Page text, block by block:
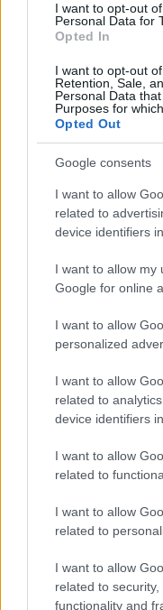
consent section.
I want to opt-out
Personal Data for
Opted In
I want to opt-out
Retention, Sale,
Personal Data
Purposes for
Opted Out
Google consents
I want to allow
related to
device identifiers
I want to allow my
Google for online
I want to allow
personalized
I want to allow
related to
device identifiers
I want to allow
related to
I want to allow
related to
I want to allow
related to
functionality and